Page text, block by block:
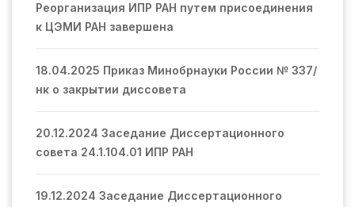
Реорганизация ИПР РАН путем присоединения
к ЦЭМИ РАН завершена
18.04.2025 Приказ Минобрнауки России № 337/
нк о закрытии диссовета
20.12.2024 Заседание Диссертационного
совета 24.1.104.01 ИПР РАН
19.12.2024 Заседание Диссертационного